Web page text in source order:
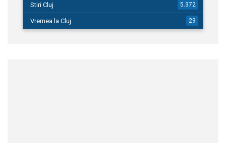
Stiri Cluj 5.372
Vremea la Cluj 29